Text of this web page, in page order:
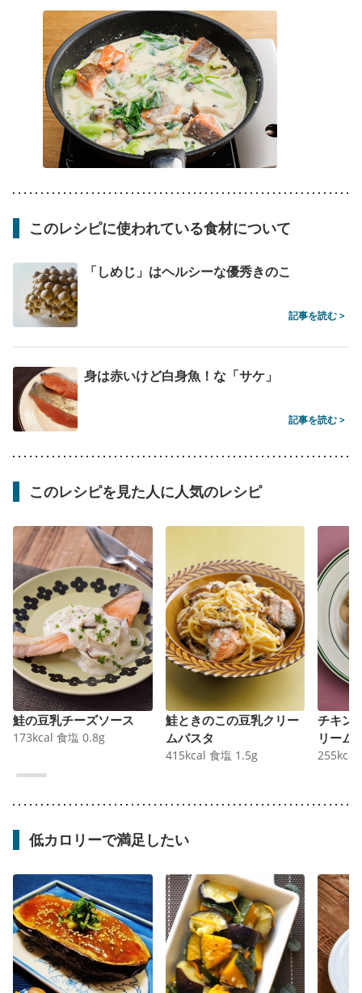
このレシピに使われている食材について
「しめじ」はヘルシーな優秀きのこ
記事を読む >
身は赤いけど白身魚！な「サケ」
記事を読む >
このレシピを見た人に人気のレシピ
鮭の豆乳チーズソース
173kcal 食塩 0.8g
鮭ときのこの豆乳クリー
ムパスタ
415kcal 食塩 1.5g
チキン
リーム
255kcal
低カロリーで満足したい